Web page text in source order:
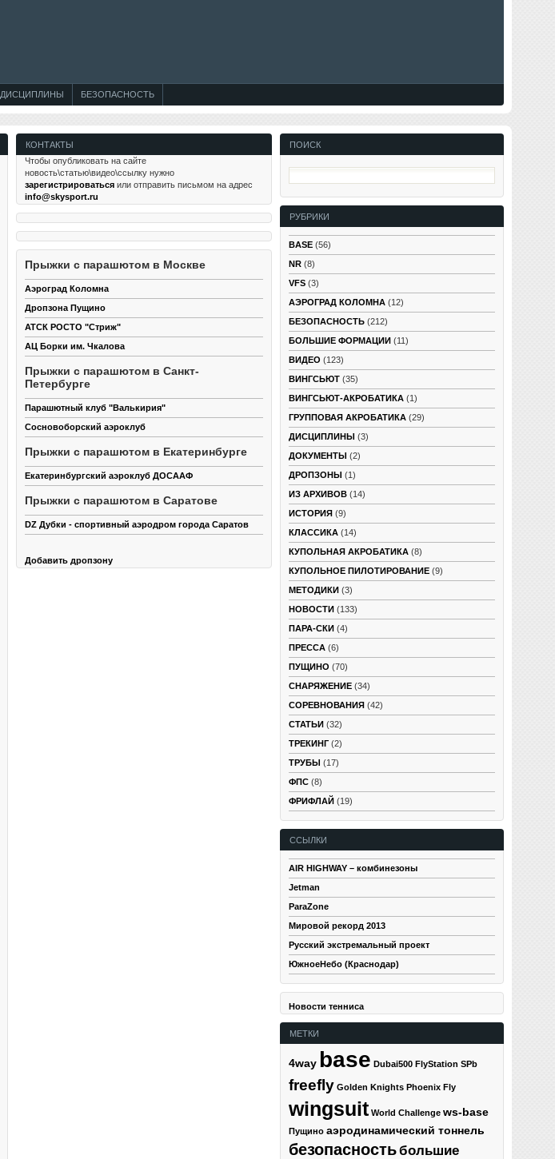
ДИСЦИПЛИНЫ БЕЗОПАСНОСТЬ
ПОИСК
РУБРИКИ
BASE (56)
NR (8)
VFS (3)
АЭРОГРАД КОЛОМНА (12)
БЕЗОПАСНОСТЬ (212)
БОЛЬШИЕ ФОРМАЦИИ (11)
ВИДЕО (123)
ВИНГСЬЮТ (35)
ВИНГСЬЮТ-АКРОБАТИКА (1)
ГРУППОВАЯ АКРОБАТИКА (29)
ДИСЦИПЛИНЫ (3)
ДОКУМЕНТЫ (2)
ДРОПЗОНЫ (1)
ИЗ АРХИВОВ (14)
ИСТОРИЯ (9)
КЛАССИКА (14)
КУПОЛЬНАЯ АКРОБАТИКА (8)
КУПОЛЬНОЕ ПИЛОТИРОВАНИЕ (9)
МЕТОДИКИ (3)
НОВОСТИ (133)
ПАРА-СКИ (4)
ПРЕССА (6)
ПУЩИНО (70)
СНАРЯЖЕНИЕ (34)
СОРЕВНОВАНИЯ (42)
СТАТЬИ (32)
ТРЕКИНГ (2)
ТРУБЫ (17)
ФПС (8)
ФРИФЛАЙ (19)
ССЫЛКИ
AIR HIGHWAY – комбинезоны
Jetman
ParaZone
Мировой рекорд 2013
Русский экстремальный проект
ЮжноеНебо (Краснодар)
Новости тенниса
МЕТКИ
4way base Dubai500 FlyStation SPb
freefly Golden Knights Phoenix Fly
wingsuit World Challenge ws-base
Пущино аэродинамический тоннель
безопасностьбольшие
КОНТАКТЫ
Чтобы опубликовать на сайте
новость\статью\видео\ссылку нужно
зарегистрироваться или отправить письмом на адрес
info@skysport.ru
Прыжки с парашютом в Москве
Аэроград Коломна
Дропзона Пущино
АТСК РОСТО "Стриж"
АЦ Борки им. Чкалова
Прыжки с парашютом в Санкт-
Петербурге
Парашютный клуб "Валькирия"
Сосновоборский аэроклуб
Прыжки с парашютом в Екатеринбурге
Екатеринбургский аэроклуб ДОСААФ
Прыжки с парашютом в Саратове
DZ Дубки - спортивный аэродром города Саратов
Добавить дропзону